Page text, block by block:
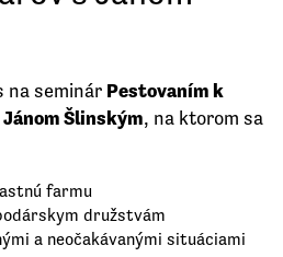
na seminár Pestovaním k
Šlinským, na ktorom sa
farmu
družstvám
a neočakávanými situáciami